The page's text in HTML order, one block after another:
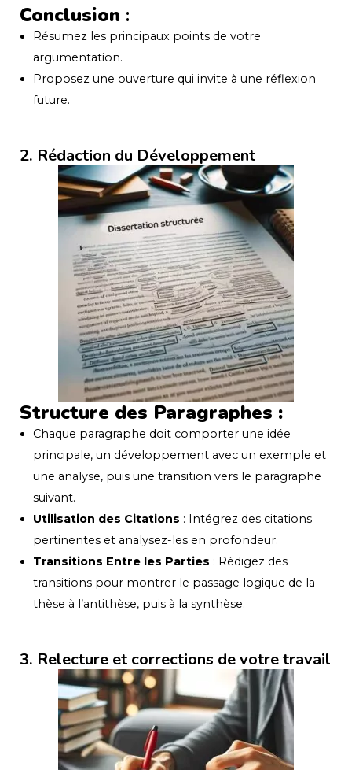
Conclusion :
Résumez les principaux points de votre
argumentation.
Proposez une ouverture qui invite à une réflexion
future.
2. Rédaction du Développement
Structure des Paragraphes :
Chaque paragraphe doit comporter une idée
principale, un développement avec un exemple et
une analyse, puis une transition vers le paragraphe
suivant.
Utilisation des Citations : Intégrez des citations
pertinentes et analysez-les en profondeur.
Transitions Entre les Parties : Rédigez des
transitions pour montrer le passage logique de la
thèse à l’antithèse, puis à la synthèse.
3. Relecture et corrections de votre travail